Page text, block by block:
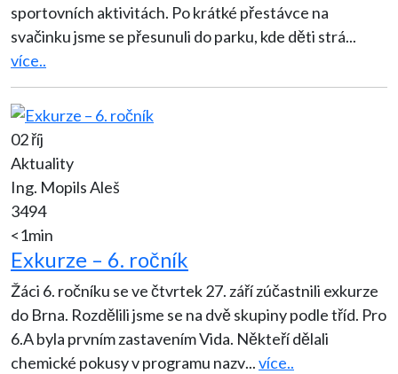
sportovních aktivitách. Po krátké přestávce na
svačinku jsme se přesunuli do parku, kde děti strá...
více..
02 říj
Aktuality
Ing. Mopils Aleš
3494
<1min
Exkurze – 6. ročník
Žáci 6. ročníku se ve čtvrtek 27. září zúčastnili exkurze
do Brna. Rozdělili jsme se na dvě skupiny podle tříd. Pro
6.A byla prvním zastavením Vida. Někteří dělali
chemické pokusy v programu nazv...více..